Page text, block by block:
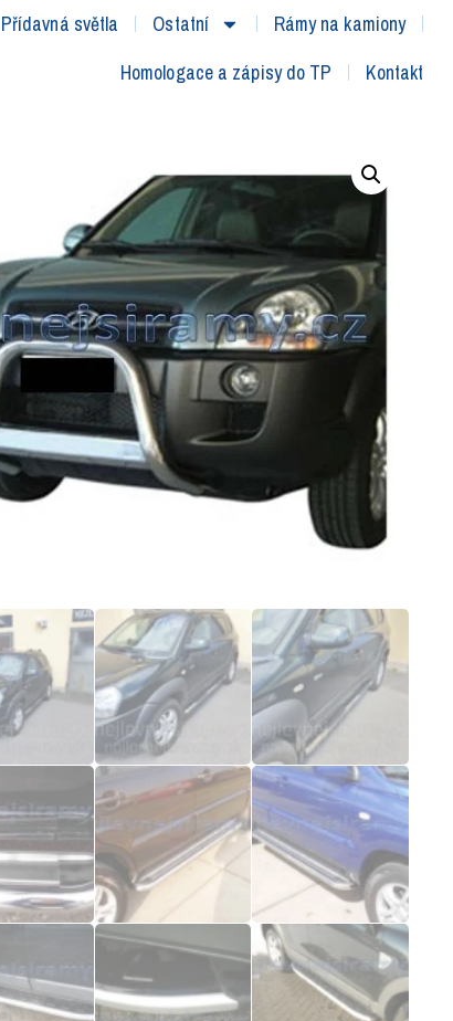
Přídavná světla Ostatní
Rámy na kamiony
Homologace a zápisy do TP
Kontakt